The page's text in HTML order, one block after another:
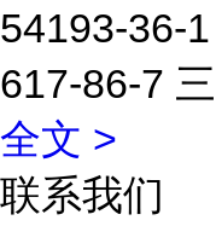
54193-36-
617-86-7
全文 >
联系我们